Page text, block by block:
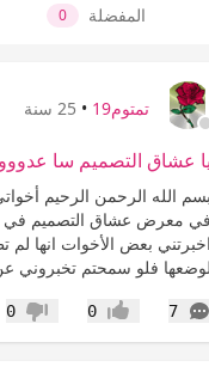
المفضلة 0
تمتوم19 • 25 سنة
يا عشاق التصميم سا
بسم الله الرحمن الرحيم
في معرض عشاق التصميم في
اخبرتني بعض الأخوات انها لم
لوضعها فلو سمحتم تخبروني
7
التعليقات إعجاب0 عدم 0